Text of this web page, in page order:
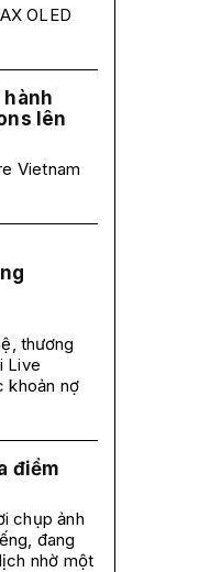
OLED
hành
lên
Vietnam
thương
Live
khoản nợ
điểm
chụp ảnh
đang
nhờ một